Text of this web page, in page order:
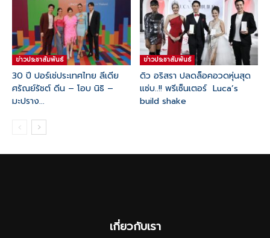
ข่าวประชาสัมพันธ์
30 ปี ปอร์เช่ประเทศไทย ลีเดีย
ศรัณย์รัชต์ ดีน – โอบ นิธิ –
มะปราง...
ข่าวประชาสัมพันธ์
ดิว อริสรา ปลดล็อคอวดหุ่นสุด
แซ่บ..!! พรีเซ็นเตอร์ Luca’s
build shake
เกี่ยวกับเรา